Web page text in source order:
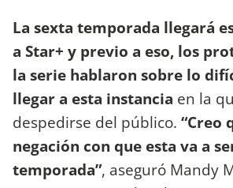
La sexta temporada llegará
a Star+ y previo a eso, los
la serie hablaron sobre lo
llegar a esta instancia en la
despedirse del público. “Creo
negación con que esta va a
temporada”, aseguró Mandy